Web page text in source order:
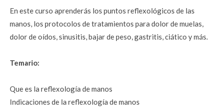
En este curso aprenderás los puntos reflexológicos de las
manos, los protocolos de tratamientos para dolor de muelas,
dolor de oídos, sinusitis, bajar de peso, gastritis, ciático y más.
Temario:
Que es la reflexología de manos
Indicaciones de la reflexología de manos